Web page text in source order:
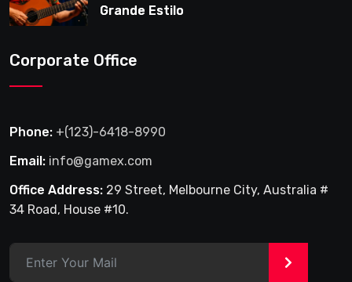
Grande Estilo
Corporate Office
Phone: +(123)-6418-8990
Email: info@gamex.com
Office Address: 29 Street, Melbourne City, Australia #
34 Road, House #10.
>